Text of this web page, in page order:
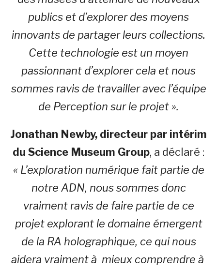
publics et d’explorer des moyens
innovants de partager leurs collections.
Cette technologie est un moyen
passionnant d’explorer cela et nous
sommes ravis de travailler avec l’équipe
de Perception sur le projet ».
Jonathan Newby, directeur par intérim
du Science Museum Group, a déclaré :
« L’exploration numérique fait partie de
notre ADN, nous sommes donc
vraiment ravis de faire partie de ce
projet explorant le domaine émergent
de la RA holographique, ce qui nous
aidera vraiment à mieux comprendre à